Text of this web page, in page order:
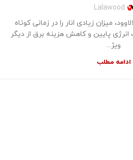
Lalawood
میزان زیادی انار را در زمانی کوتاه
پایین و کاهش هزینه برق از دیگر
ویژ...
ادامه مطلب